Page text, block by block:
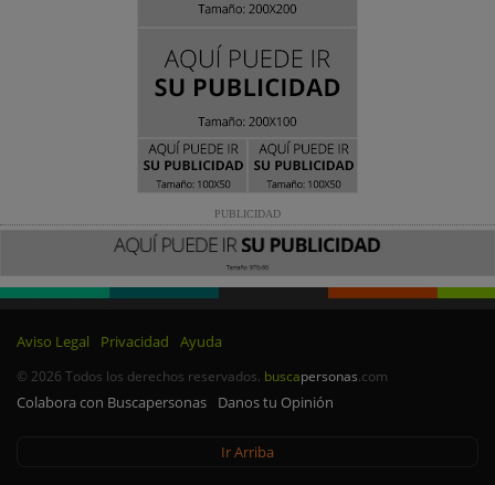
PUBLICIDAD
Aviso Legal Privacidad Ayuda
© 2026 Todos los derechos reservados. buscapersonas.com
Colabora con Buscapersonas Danos tu Opinión
Ir Arriba